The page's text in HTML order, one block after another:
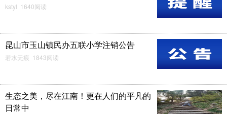
kstyl 1640阅读
昆山市玉山镇民办五联小学注销公告
若水无痕 1843阅读
生态之美，尽在江南！更在人们的平凡的
日常中